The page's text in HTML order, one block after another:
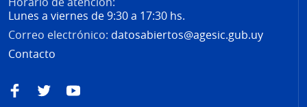
Lunes a viernes de 9:30 a 17:30 hs.
Correo electrónico: datosabiertos@agesic.gub.uy
Contacto
FacebookTwitterYouTube